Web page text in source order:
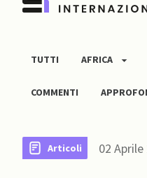
TUTTI AFRICA
COMMENTI
Articoli 02 Aprile